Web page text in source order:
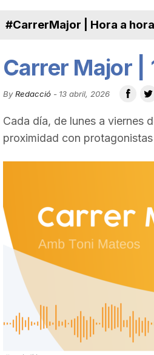
u
e
T
a
#CarrerMajor | Hora a hora
Carrer Major |
By Redacció- 13 abril, 2026
Cada día, de lunes a viernes
proximidad con